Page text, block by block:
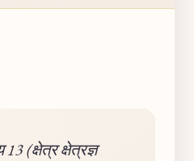
(क्षेत्र क्षेत्रज्ञ